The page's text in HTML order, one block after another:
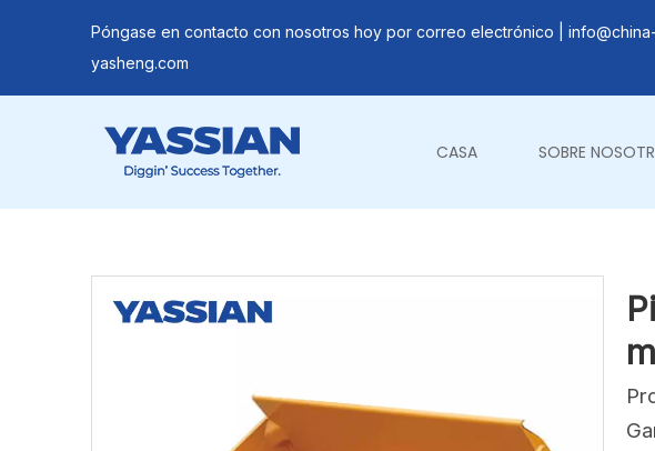
Póngase en contacto con nosotros hoy por correo electrónico | info@china-
yasheng.com
CASA SOBRE